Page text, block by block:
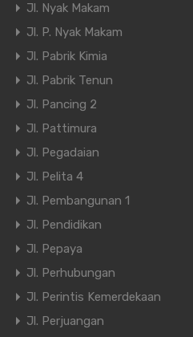
Jl. Nyak Makam
Jl. P. Nyak Makam
Jl. Pabrik Kimia
Jl. Pabrik Tenun
Jl. Pancing 2
Jl. Pattimura
Jl. Pegadaian
Jl. Pelita 4
Jl. Pembangunan 1
Jl. Pendidikan
Jl. Pepaya
Jl. Perhubungan
Jl. Perintis Kemerdekaan
Jl. Perjuangan